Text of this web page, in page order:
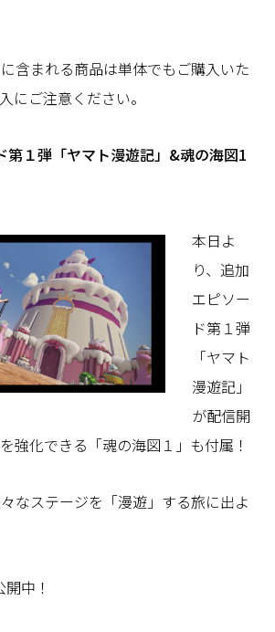
含まれる商品は単体でもご購入いた
にご注意ください。
第１弾「ヤマト漫遊記」&魂の海図1
本日よ
り、追加
エピソー
ド第１弾
「ヤマト
漫遊記」
が配信開
強化できる「魂の海図１」も付属！
なステージを「漫遊」する旅に出よ
中！